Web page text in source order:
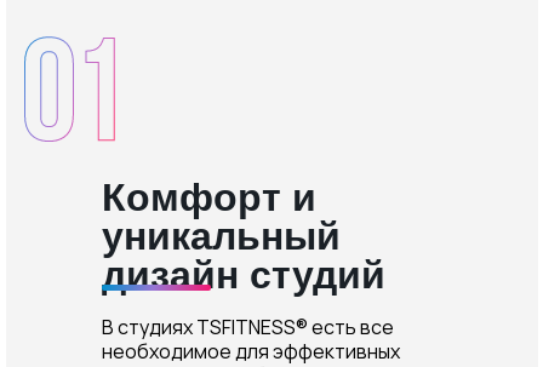
Комфорт и
уникальный
дизайн студий
В студиях TSFITNESS® есть все
необходимое для эффективных